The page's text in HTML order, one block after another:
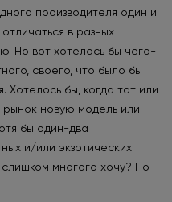
производителя один и
в разных
Но вот хотелось бы чего-
своего, что было бы
Хотелось бы, когда тот или
рынок новую модель или
бы один-два
и/или экзотических
слишком многого хочу? Но